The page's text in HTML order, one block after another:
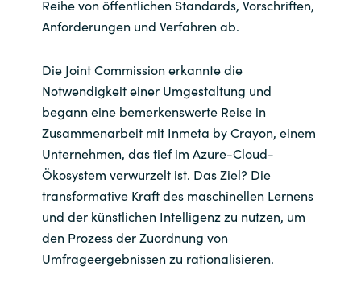
Reihe von öffentlichen Standards, Vorschriften,
Anforderungen und Verfahren ab.
Die Joint Commission erkannte die
Notwendigkeit einer Umgestaltung und
begann eine bemerkenswerte Reise in
Zusammenarbeit mit Inmeta by Crayon, einem
Unternehmen, das tief im Azure-Cloud-
Ökosystem verwurzelt ist. Das Ziel? Die
transformative Kraft des maschinellen Lernens
und der künstlichen Intelligenz zu nutzen, um
den Prozess der Zuordnung von
Umfrageergebnissen zu rationalisieren.